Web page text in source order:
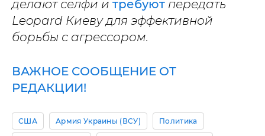
делают селфи и требуют передать
Leopard Киеву для эффективной
борьбы с агрессором.
ВАЖНОЕ СООБЩЕНИЕ ОТ
РЕДАКЦИИ!
США Армия Украины (ВСУ) Политика